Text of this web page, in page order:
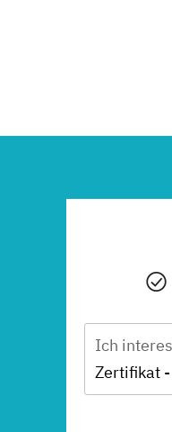
Ich